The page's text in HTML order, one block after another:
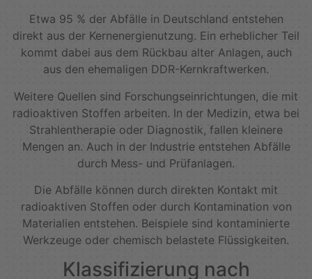
Etwa 95 % der Abfälle in Deutschland entstehen
direkt aus der Kernenergienutzung. Ein erheblicher Teil
kommt dabei aus dem Rückbau alter Anlagen, auch
aus den ehemaligen DDR-Kernkraftwerken.
Weitere Quellen sind Forschungseinrichtungen, die mit
radioaktiven Stoffen arbeiten. In der Medizin, etwa bei
Strahlentherapie oder Diagnostik, fallen kleinere
Mengen an. Auch in der Industrie entstehen Abfälle
durch Mess- und Prüfanlagen.
Die Abfälle können durch direkten Kontakt mit
radioaktiven Stoffen oder durch Kontamination von
Materialien entstehen. Beispiele sind kontaminierte
Werkzeuge oder chemisch belastete Flüssigkeiten.
Klassifizierung nach